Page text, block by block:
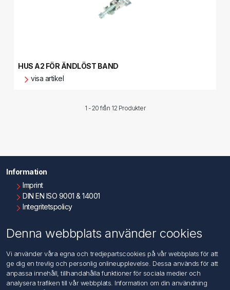
HUS A2 FÖR ÄNDLÖST BAND
visa artikel
1 - 20 från 12 Produkter
Information
Imprint
DIN EN ISO 9001 & 14001
Integritetspolicy
Kontakta oss
Kundtjänst
Sök
Denna webbplats använder cookies
Vi använder våra egna och tredjepartscookies på vår webbplats för att
ge dig en trevlig och personlig onlineupplevelse. Dessa används för att
anpassa innehåll, tillhandahålla funktioner för sociala medier och
analysera trafiken till vår webbplats. Information om din användning